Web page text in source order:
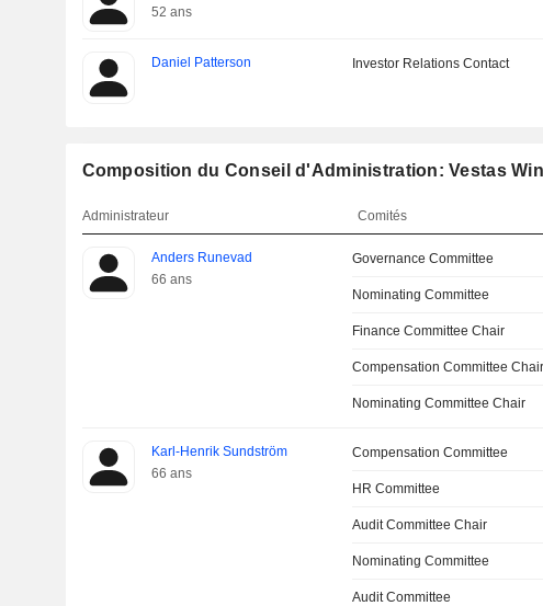
52 ans
Daniel Patterson Investor Relations Contact
Composition du Conseil d'Administration: Vestas
Administrateur Comités
Anders Runevad
66 ans
Governance Committee
Nominating Committee
Finance Committee Chair
Compensation Committee Chair
Nominating Committee Chair
Karl-Henrik Sundström
66 ans
Compensation Committee
HR Committee
Audit Committee Chair
Nominating Committee
Audit Committee